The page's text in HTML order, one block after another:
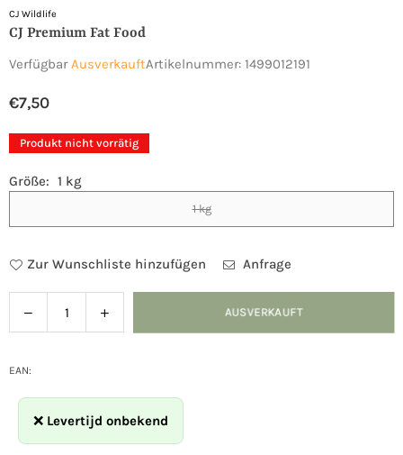
CJ Wildlife
CJ Premium Fat Food
VerfügbarAusverkauftArtikelnummer: 1499012191
Normaler
Preis
€7,50
Produkt nicht vorrätig
Größe: 1 kg
1 kg
Zur Wunschliste hinzufügen Anfrage
Verringern
Sie
Premium
Menge
für
erhöhen
AUSVERKAUFT
EAN:
❌ Levertijd onbekend